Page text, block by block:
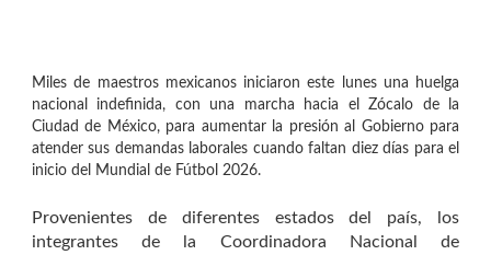
Miles de maestros mexicanos iniciaron este lunes una huelga
nacional indefinida, con una marcha hacia el Zócalo de la
Ciudad de México, para aumentar la presión al Gobierno para
atender sus demandas laborales cuando faltan diez días para el
inicio del Mundial de Fútbol 2026.
Provenientes de diferentes estados del país, los
integrantes de la Coordinadora Nacional de